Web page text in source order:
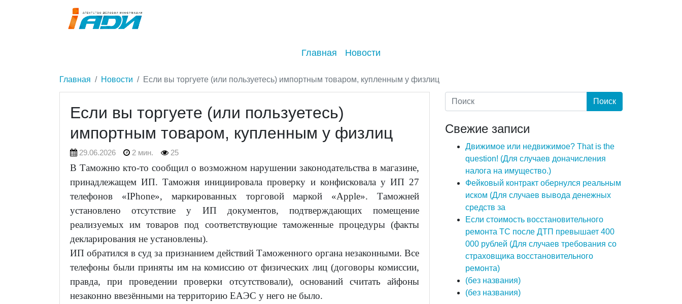
Главная Новости
Главная Новости Если вы торгуете (или пользуетесь) импортным товаром, купленным у физлиц
Если вы торгуете (или пользуетесь)
импортным товаром, купленным у физлиц
29.06.2026 2 мин. 25
В Таможню кто-то сообщил о возможном нарушении законодательства в магазине,
принадлежащем ИП. Таможня инициировала проверку и конфисковала у ИП 27
телефонов «IPhone», маркированных торговой маркой «Apple». Таможней
установлено отсутствие у ИП документов, подтверждающих помещение
реализуемых им товаров под соответствующие таможенные процедуры (факты
декларирования не установлены).
ИП обратился в суд за признанием действий Таможенного органа незаконными. Все
телефоны были приняты им на комиссию от физических лиц (договоры комиссии,
правда, при проведении проверки отсутствовали), оснований считать айфоны
незаконно ввезёнными на территорию ЕАЭС у него не было.
Свежие записи
Движимое или недвижимое? That is the
question! (Для случаев доначисления
налога на имущество.)
Фейковый контракт обернулся реальным
иском (Для случаев вывода денежных
средств за
Если стоимость восстановительного
ремонта ТС после ДТП превышает 400
000 рублей (Для случаев требования со
страховщика восстановительного
ремонта)
(без названия)
(без названия)